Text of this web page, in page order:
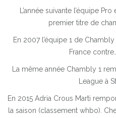
TARIFS
ANNIVERSAIRE ET
MON COMPTE
L’année suivante l’équipe
premier titre de
En 2007 l’équipe 1 de
France
La même année Chambly 1
League à
En 2015 Adria Crous Marti
la saison (classement whbo).